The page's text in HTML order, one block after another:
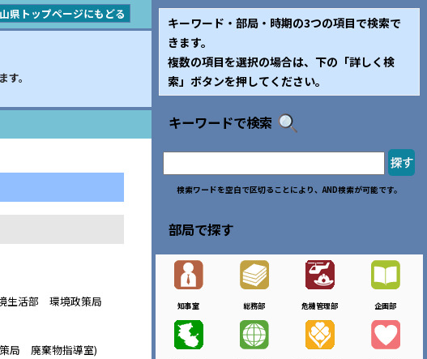
県トップページにもどる
。
生活部 環境政策局
局 廃棄物指導室)
キーワード・部局・時期の3つの項目で検索で
きます。
複数の項目を選択の場合は、下の「詳しく検
索」ボタンを押してください。
キーワードで検索
検索ワードを空白で区切ることにより、AND検索が可能です。
部局で探す
知事室 総務部 危機管理部 企画部